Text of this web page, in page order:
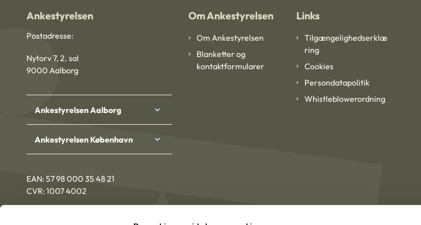
Ankestyrelsen
Postadresse:
Nytorv 7, 2. sal
9000 Aalborg
Ankestyrelsen Aalborg
Ankestyrelsen København
EAN: 57 98 000 35 48 21
CVR: 1007 4002
Om Ankestyrelsen
Om Ankestyrelsen
Blanketter og
kontaktformularer
Links
Tilgængelighedserklæ
ring
Cookies
Persondatapolitik
Whistleblowerordning